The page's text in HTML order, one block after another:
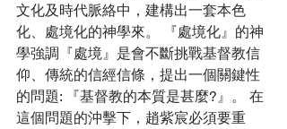
文化及時代脈絡中，建構出一套本色
化、處境化的神學來。 『處境化』的神
學強調『處境』是會不斷挑戰基督教信
仰、傳統的信經信條，提出一個關鍵性
的問題: 『基督教的本質是甚麼?』。 在
這個問題的沖擊下，趙紫宸必須要重